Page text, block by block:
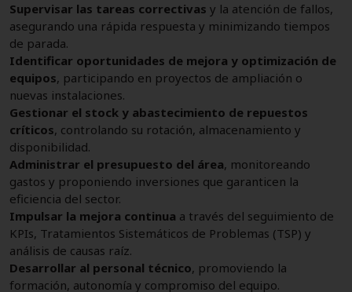
Supervisar las tareas correctivas y la atención de fallos,
asegurando una rápida respuesta y minimizando tiempos
de parada.
Identificar oportunidades de mejora y optimización de
equipos, participando en proyectos de ampliación o
nuevas instalaciones.
Gestionar el stock y abastecimiento de repuestos
críticos, controlando su rotación, almacenamiento y
disponibilidad.
Administrar el presupuesto del área, monitoreando
gastos y proponiendo inversiones que garanticen la
eficiencia del sector.
Impulsar la mejora continua a través del seguimiento de
KPIs, Tratamientos Sistemáticos de Problemas (TSP) y
análisis de causas raíz.
Desarrollar al personal técnico, promoviendo la
formación, autonomía y compromiso del equipo.